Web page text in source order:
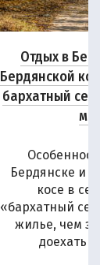
Отдых в
Бердянской
бархатный
Бердянске и
косе в
«бархатный
жилье, чем
доехать